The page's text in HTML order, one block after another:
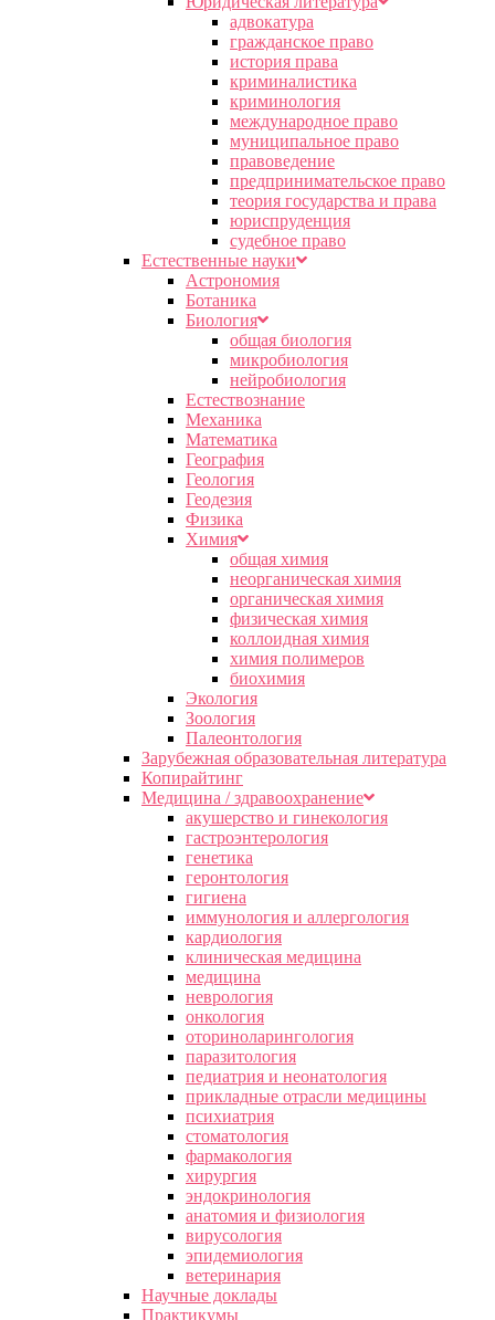
адвокатура
гражданское право
история права
криминалистика
криминология
международное право
муниципальное право
правоведение
предпринимательское право
теория государства и права
юриспруденция
судебное право
Естественные науки
Астрономия
Ботаника
Биология
общая биология
микробиология
нейробиология
Естествознание
Механика
Математика
География
Геология
Геодезия
Физика
Химия
общая химия
неорганическая химия
органическая химия
физическая химия
коллоидная химия
химия полимеров
биохимия
Экология
Зоология
Палеонтология
Зарубежная образовательная литература
Копирайтинг
Медицина / здравоохранение
акушерство и гинекология
гастроэнтерология
генетика
геронтология
гигиена
иммунология и аллергология
кардиология
клиническая медицина
медицина
неврология
онкология
оториноларингология
паразитология
педиатрия и неонатология
прикладные отрасли медицины
психиатрия
стоматология
фармакология
хирургия
эндокринология
анатомия и физиология
вирусология
эпидемиология
ветеринария
Научные доклады
Практикумы